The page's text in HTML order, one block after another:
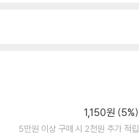
1,150원 (5%)
5만원 이상 구매 시 2천원 추가 적립